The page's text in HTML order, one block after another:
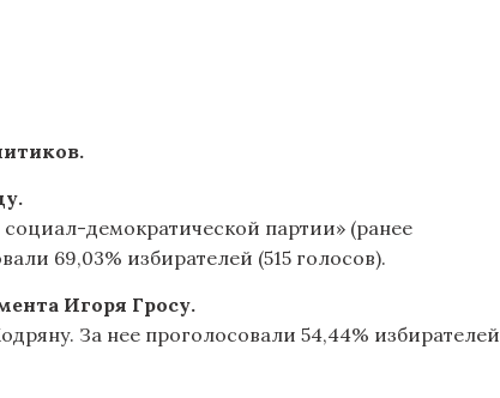
демократической партии» (ранее
69,03% избирателей (515 голосов).
Игоря Гросу.
За нее проголосовали 54,44% избирателей